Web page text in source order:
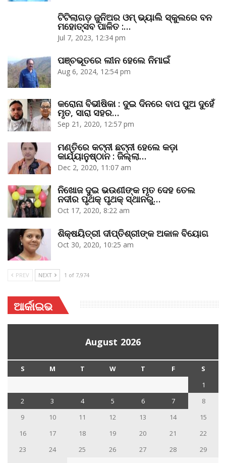
ଟିଟିଲାଗଡ଼ ଜୁନିଅର ଓମ୍‌ ଭ୍ୟାଲି ସ୍କୁଲରେ ବନ
ମହୋତ୍ସବ ପାଳିତ :…
Jul 7, 2023, 12:34 pm
ପଞ୍ଚଭୂତରେ ଲୀନ ହେଲେ ନିମାଇଁ
Aug 6, 2024, 12:54 pm
କରୋନା ବିଭୀଷିକା : ଦୁଇ ଦିନରେ ବାପ ପୁଅ ଦୁହେଁ
ମୃତ, ସାରା ସହର…
Sep 21, 2020, 12:57 pm
ମଣ୍ତିରେ କଟ୍‌ନୀ ଛଟ୍‌ନୀ ହେଲେ କଡ଼ା
କାର୍ଯ୍ୟାନୁଷ୍ଠାନ : ଜିଲ୍ଲା…
Dec 2, 2020, 11:07 am
ନିଖୋଜ ଦୁଇ ଭଉଣୀଙ୍କ ମୃତ ଦେହ ତେଲ
ନଦୀର ପୃଥକ୍‌ ପୃଥକ୍‌ ସ୍ଥାନରୁ…
Oct 17, 2020, 8:22 am
ଶିକ୍ଷୟିତ୍ରୀ ଦୀପ୍ତିଶ୍ରୀଙ୍କ ଅକାଳ ବିୟୋଗ
Oct 30, 2020, 10:25 am
PREV NEXT 1 of 7,974
ଆର୍କାଇଭ
August 2026
S M T W T F
S
1
2
3 4 5 6 7
8
9
10 11 12 13 14
15
16
17 18 19 20 21
22
23
24 25 26 27 28
29